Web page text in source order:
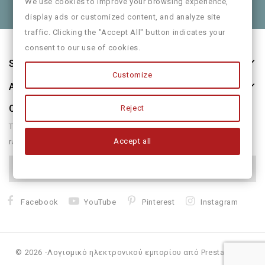
Store Information
About Us
Our Newsletter
There are many variations of passages of form humour or
randomised
Facebook YouTube Pinterest Instagram
© 2026 -Λογισμικό ηλεκτρονικού εμπορίου από PrestaShop™
display ads or customized content, and analyze site
traffic. Clicking the "Accept All" button indicates your
consent to our use of cookies.
Customize
Reject
Accept all